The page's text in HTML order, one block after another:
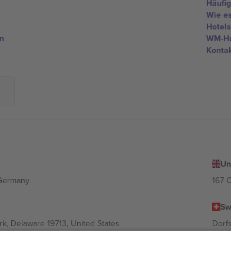
Wie
Hotels
WM-
167
Delaware 19713, United States